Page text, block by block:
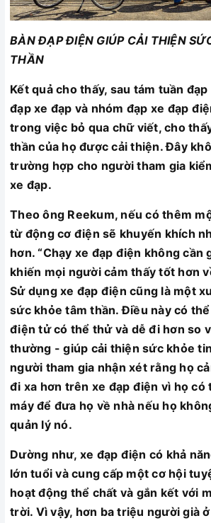
BÀN ĐẠP ĐIỆN GIÚP CẢI THIỆN
THẦN
Kết quả cho thấy, sau tám tuần
đạp xe đạp và nhóm đạp xe đạp
trong việc bỏ qua chữ viết, cho
thần của họ được cải thiện. Đây
trường hợp cho người tham gia
xe đạp.
Theo ông Reekum, nếu có thêm
từ động cơ điện sẽ khuyến khích
hơn. “Chạy xe đạp điện không cần
khiến mọi người cảm thấy tốt hơn
Sử dụng xe đạp điện cũng là một
sức khỏe tâm thần. Điều này có
điện tử có thể thử và dễ đi hơn so
thường - giúp cải thiện sức khỏe
người tham gia nhận xét rằng họ
đi xa hơn trên xe đạp điện vì họ có
máy để đưa họ về nhà nếu họ
quản lý nó.
Dường như, xe đạp điện có khả
lớn tuổi và cung cấp một cơ hội
hoạt động thể chất và gắn kết với
trời. Vì vậy, hơn ba triệu người già